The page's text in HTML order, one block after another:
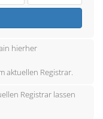
hierher
aktuellen Registrar.
Registrar lassen